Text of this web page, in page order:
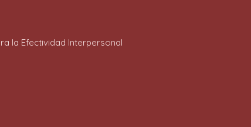
la Efectividad Interpersonal